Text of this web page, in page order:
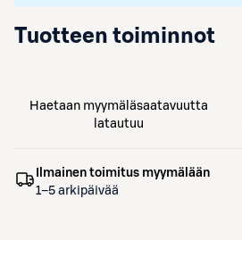
Tuotteen toiminnot
Haetaan myymäläsaatavuutta
latautuu
Ilmainen toimitus myymälään
1–5 arkipäivää